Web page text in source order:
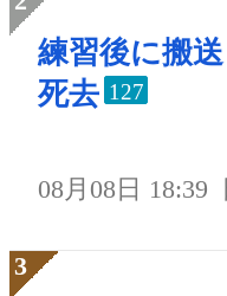
練習後に搬
死去 127
08月08日 18:39